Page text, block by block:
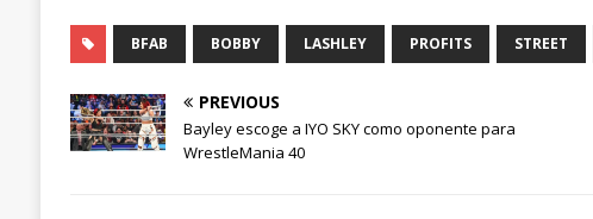
BFAB BOBBY LASHLEY PROFITS STREET
PREVIOUS
Bayley escoge a IYO SKY como oponente para
WrestleMania 40